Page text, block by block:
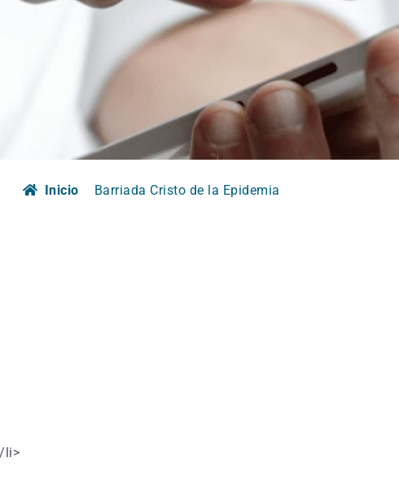
Inicio Barriada Cristo de la Epidemia
li>